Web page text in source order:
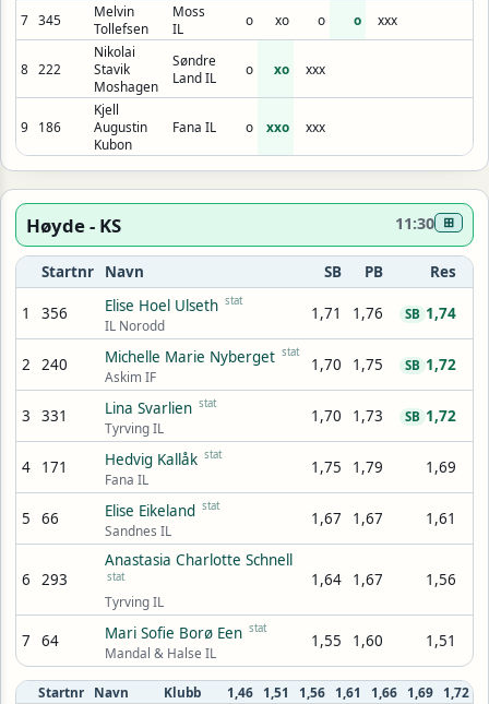
7 345
Melvin
Tollefsen
Moss
IL
o xo o o xxx
8 222
Nikolai
Stavik
Moshagen
Søndre
Land IL
o xo xxx
9 186
Kjell
Augustin
Kubon
Fana IL o xxo xxx
Høyde - KS 11:30 ⊞
Startnr Navn SB PB Res
1 356 Elise Hoel Ulseth stat
IL Norodd
1,71 1,76 1,74
SB
2 240 Michelle Marie Nyberget stat
Askim IF
1,70 1,75 1,72
SB
3 331 Lina Svarlien stat
Tyrving IL
1,70 1,73 1,72
SB
4 171 Hedvig Kallåk stat
Fana IL
1,75 1,79 1,69
5 66 Elise Eikeland stat
Sandnes IL
1,67 1,67 1,61
6 293
Anastasia Charlotte Schnell
stat
Tyrving IL
1,64 1,67 1,56
7 64 Mari Sofie Borø Een stat
Mandal & Halse IL
1,55 1,60 1,51
Startnr Navn Klubb 1,46 1,51 1,56 1,61 1,66 1,69 1,72